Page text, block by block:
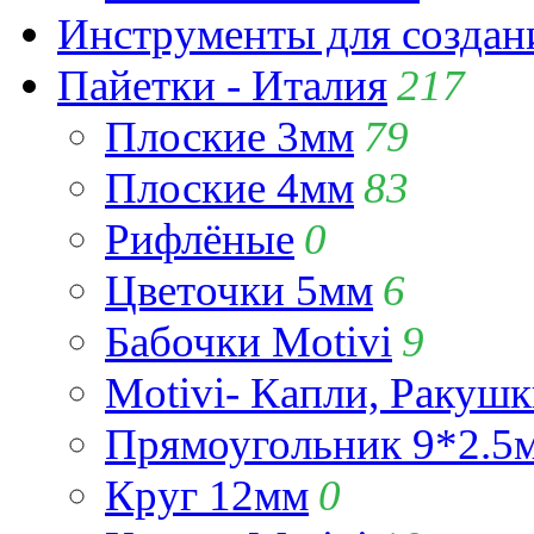
Инструменты для
Пайетки - Италия217
Плоские 3мм 79
Плоские 4мм83
Рифлёные 0
Цветочки 5мм 6
Бабочки Motivi 9
Motivi- Капли,
Прямоугольник
Круг 12мм 0